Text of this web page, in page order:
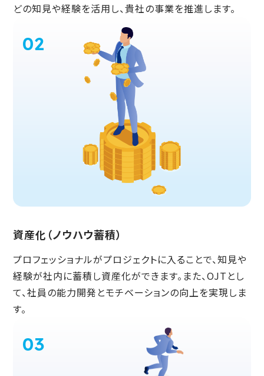
どの知見や経験を活用し、貴社の事業を推進します。
資産化（ノウハウ蓄積）
プロフェッショナルがプロジェクトに入ることで、知見や
経験が社内に蓄積し資産化ができます。また、OJTとし
て、社員の能力開発とモチベーションの向上を実現しま
す。